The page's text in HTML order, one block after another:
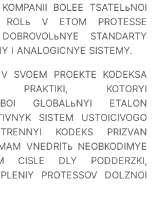
BOLEE TSATELьNOI
ROLь V ETOM PROTESSE
STANDARTY
I ANALOGICNYE SISTEMY.
SVOEM PROEKTE KODEKSA
PRAKTIKI, KOTORYI
GLOBALьNYI ETALON
SISTEM USTOICIVOGO
KODEKS PRIZVAN
VNEDRITь NEOBKODIMYE
CISLE DLY PODDERZKI,
PROTESSOV DOLZNOI